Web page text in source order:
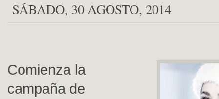
SÁBADO, 30 AGOSTO, 2014
Comienza la
campaña de